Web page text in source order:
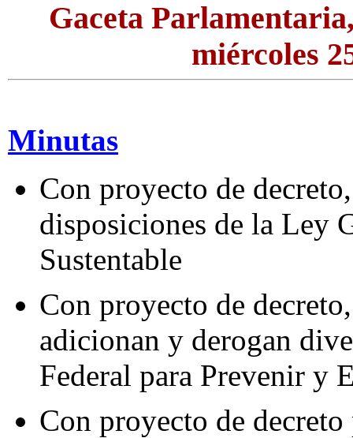
Gaceta
miércoles
Minutas
Con proyecto de
disposiciones de la Ley
Sustentable
Con proyecto de
adicionan y derogan
Federal para Prevenir y
Con proyecto de